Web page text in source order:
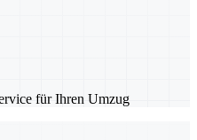
für Ihren Umzug